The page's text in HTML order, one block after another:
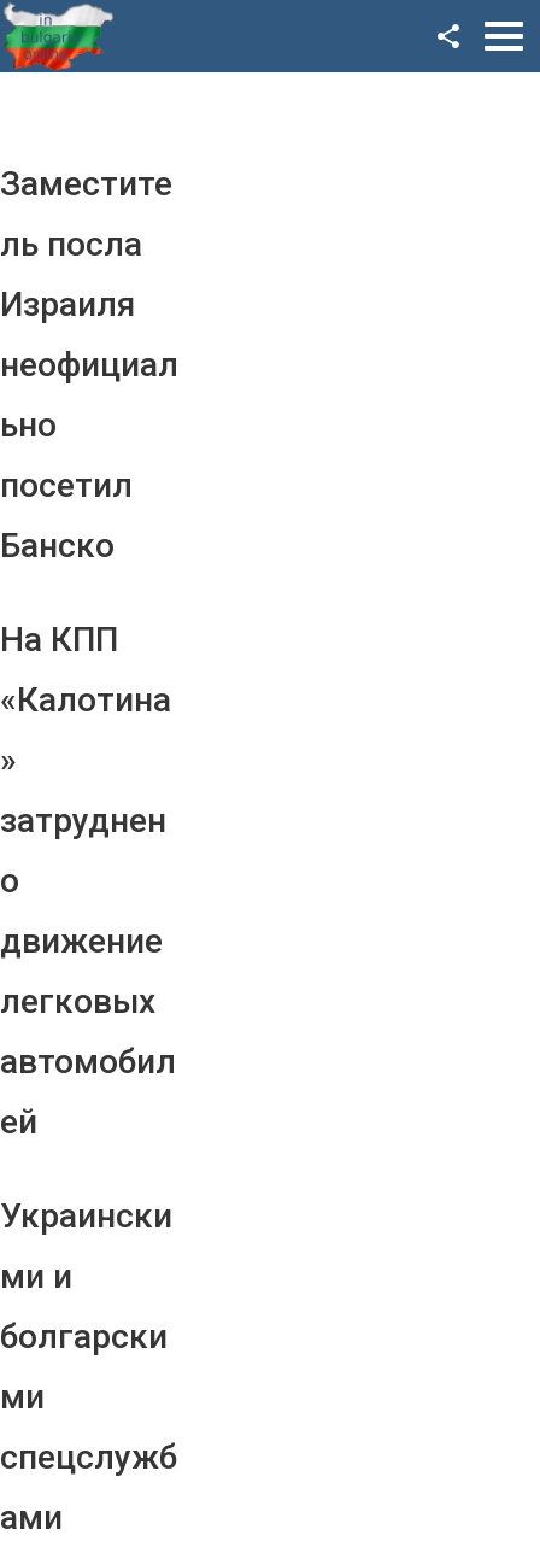
Заместите
ль посла
Израиля
неофициал
ьно
посетил
Банско
На КПП
«Калотина
»
затруднен
о
движение
легковых
автомобил
ей
Украински
ми и
болгарски
ми
спецслужб
ами